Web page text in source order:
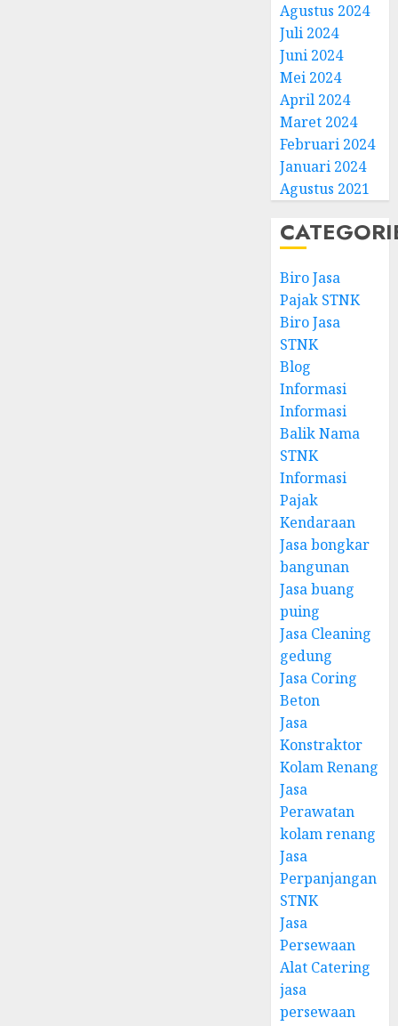
Agustus 2024
Juli 2024
Juni 2024
Mei 2024
April 2024
Maret 2024
Februari 2024
Januari 2024
Agustus 2021
Biro Jasa
Pajak STNK
Biro Jasa
STNK
Blog
Informasi
Informasi
Balik Nama
STNK
Informasi
Pajak
Kendaraan
Jasa bongkar
bangunan
Jasa buang
puing
Jasa Cleaning
gedung
Jasa Coring
Beton
Jasa
Konstraktor
Kolam Renang
Jasa
Perawatan
kolam renang
Jasa
Perpanjangan
STNK
Jasa
Persewaan
Alat Catering
jasa
persewaan